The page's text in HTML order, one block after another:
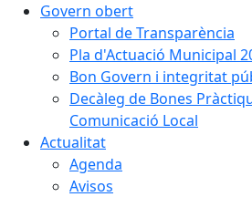
Govern obert
Portal de Transparència
Pla d'Actuació Municipal
Bon Govern i integritat
Decàleg de Bones
Comunicació Local
Actualitat
Agenda
Avisos